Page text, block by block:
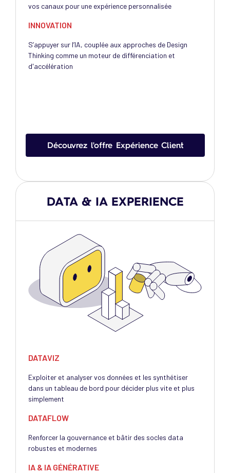
vos canaux pour une expérience personnalisée​
INNOVATION
S’appuyer sur l’IA, couplée aux approches de Design
Thinking comme un moteur de différenciation et
d'accélération​
Découvrez l'offre Expérience Client
DATA & IA EXPERIENCE
DATAVIZ
Exploiter et analyser vos données et les synthétiser
dans un tableau de bord pour décider plus vite et plus
simplement​
DATAFLOW
Renforcer la gouvernance et bâtir des socles data
robustes et modernes​
IA & IA GÉNÉRATIVE